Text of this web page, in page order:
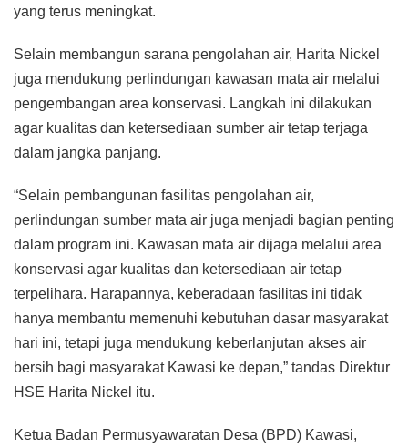
yang terus meningkat.
Selain membangun sarana pengolahan air, Harita Nickel
juga mendukung perlindungan kawasan mata air melalui
pengembangan area konservasi. Langkah ini dilakukan
agar kualitas dan ketersediaan sumber air tetap terjaga
dalam jangka panjang.
“Selain pembangunan fasilitas pengolahan air,
perlindungan sumber mata air juga menjadi bagian penting
dalam program ini. Kawasan mata air dijaga melalui area
konservasi agar kualitas dan ketersediaan air tetap
terpelihara. Harapannya, keberadaan fasilitas ini tidak
hanya membantu memenuhi kebutuhan dasar masyarakat
hari ini, tetapi juga mendukung keberlanjutan akses air
bersih bagi masyarakat Kawasi ke depan,” tandas Direktur
HSE Harita Nickel itu.
Ketua Badan Permusyawaratan Desa (BPD) Kawasi,